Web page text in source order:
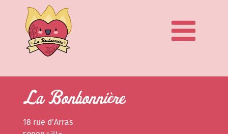
La Bonbonnière
18 rue d'Arras